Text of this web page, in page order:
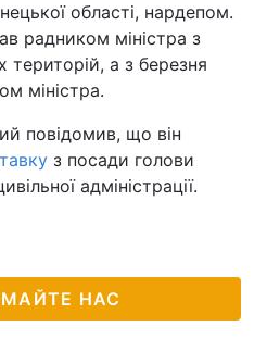
області, нардепом.
радником міністра з
а з березня
міністра.
повідомив, що він
з посади голови
адміністрації.
НАС